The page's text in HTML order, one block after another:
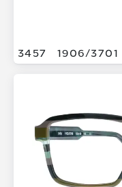
3457 1906/3701